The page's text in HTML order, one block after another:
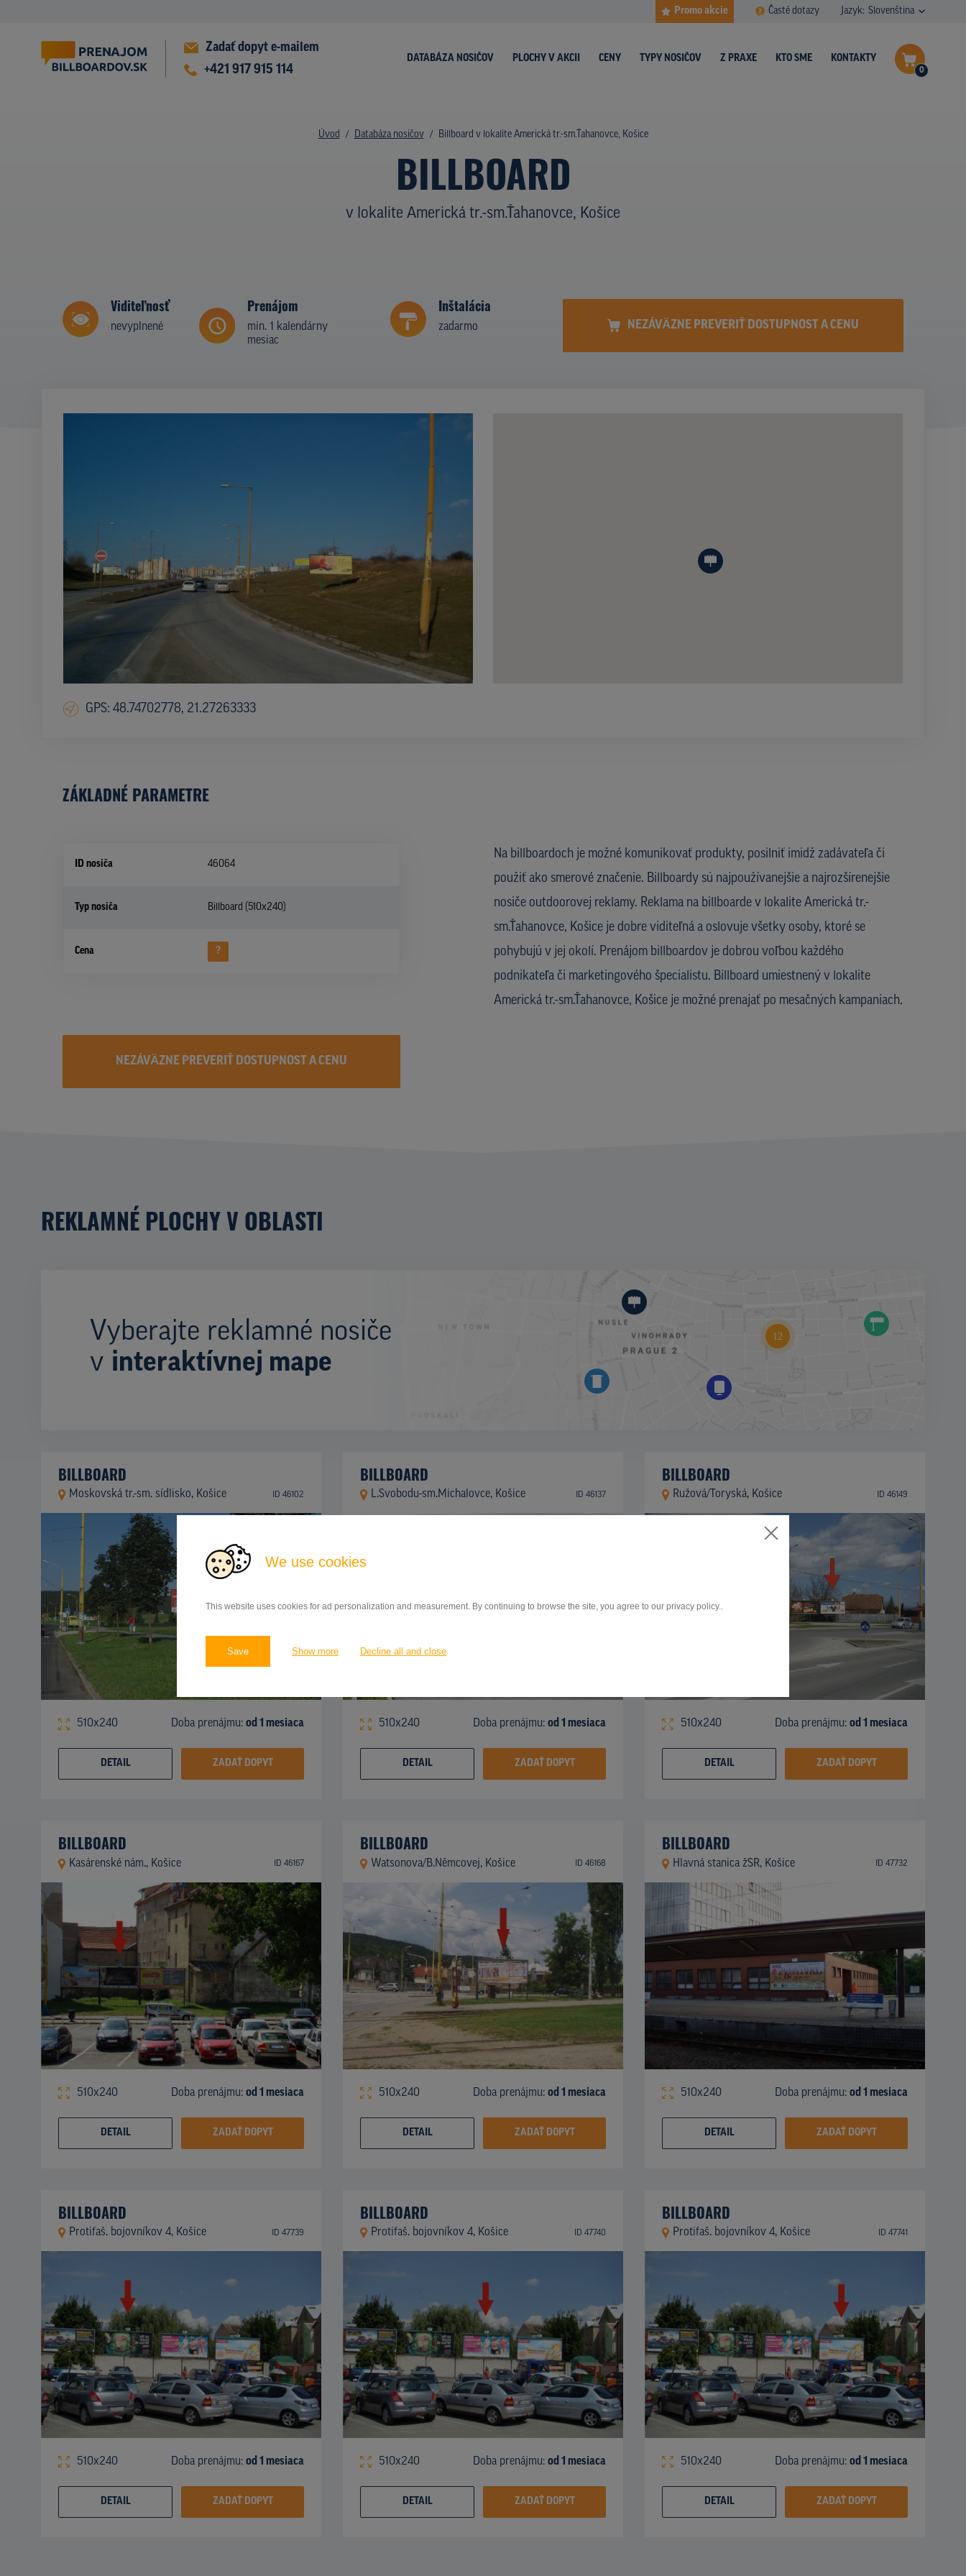
We use cookies
This website uses cookies for ad personalization and measurement. By continuing to browse the site, you agree to our privacy policy..
Save Show more Decline all and close
Promo akcie Časté dotazy Jazyk: Slovenština
Zadať dopyt e-mailem
+421 917 915 114
0
DATABÁZA NOSIČOV PLOCHY V AKCII CENY TYPY NOSIČOV Z PRAXE KTO SME KONTAKTY
Úvod Databáza nosičov Billboard v lokalite Americká tr.-sm.Ťahanovce, Košice
BILLBOARD
v lokalite Americká tr.-sm.Ťahanovce, Košice
Viditeľnosť
nevyplnené
Prenájom
min. 1 kalendárny
mesiac
Inštalácia
zadarmo NEZÁVÄZNE PREVERIŤ DOSTUPNOST A CENU
GPS: 48.74702778, 21.27263333
ZÁKLADNÉ PARAMETRE
ID nosiča 46064
Typ nosiča Billboard (510x240)
Cena ?
Na billboardoch je možné komunikovať produkty, posilniť imidž zadávateľa či
použiť ako smerové značenie. Billboardy sú najpoužívanejšie a najrozšírenejšie
nosiče outdoorovej reklamy. Reklama na billboarde v lokalite Americká tr.-
sm.Ťahanovce, Košice je dobre viditeľná a oslovuje všetky osoby, ktoré se
pohybujú v jej okolí. Prenájom billboardov je dobrou voľbou každého
podnikateľa či marketingového špecialistu. Billboard umiestnený v lokalite
Americká tr.-sm.Ťahanovce, Košice je možné prenajať po mesačných kampaniach.
NEZÁVÄZNE PREVERIŤ DOSTUPNOST A CENU
REKLAMNÉ PLOCHY V OBLASTI
Vyberajte reklamné nosiče
v interaktívnej mape
BILLBOARD
Moskovská tr.-sm. sídlisko, Košice ID 46102
510x240 Doba prenájmu: od 1 mesiaca
DETAIL ZADAŤ DOPYT
BILLBOARD
L.Svobodu-sm.Michalovce, Košice ID 46137
510x240 Doba prenájmu: od 1 mesiaca
DETAIL ZADAŤ DOPYT
BILLBOARD
Ružová/Toryská, Košice ID 46149
510x240 Doba prenájmu: od 1 mesiaca
DETAIL ZADAŤ DOPYT
BILLBOARD
Kasárenské nám., Košice ID 46167
510x240 Doba prenájmu: od 1 mesiaca
DETAIL ZADAŤ DOPYT
BILLBOARD
Watsonova/B.Němcovej, Košice ID 46168
510x240 Doba prenájmu: od 1 mesiaca
DETAIL ZADAŤ DOPYT
BILLBOARD
Hlavná stanica žSR, Košice ID 47732
510x240 Doba prenájmu: od 1 mesiaca
DETAIL ZADAŤ DOPYT
BILLBOARD
Protifaš. bojovníkov 4, Košice ID 47739
510x240 Doba prenájmu: od 1 mesiaca
DETAIL ZADAŤ DOPYT
BILLBOARD
Protifaš. bojovníkov 4, Košice ID 47740
510x240 Doba prenájmu: od 1 mesiaca
DETAIL ZADAŤ DOPYT
BILLBOARD
Protifaš. bojovníkov 4, Košice ID 47741
510x240 Doba prenájmu: od 1 mesiaca
DETAIL ZADAŤ DOPYT